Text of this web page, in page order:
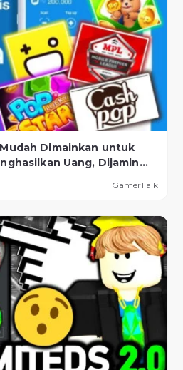
Dimainkan untuk
Uang, Dijamin
GamerTalk